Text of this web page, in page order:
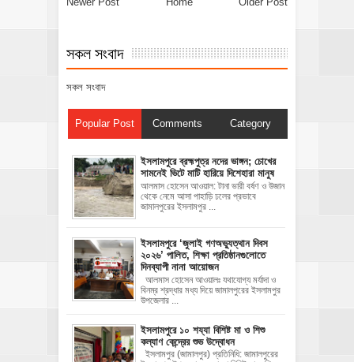
সকল সংবাদ
সকল সংবাদ
Popular Post Comments Category
ইসলামপুরে ব্রহ্মপুত্র নদের ভাঙ্গন; চোখের
সামনেই ভিটে মাটি হারিয়ে দিশেহারা মানুষ
আলমাস হোসেন আওয়াল: টানা ভারী বর্ষণ ও উজান
থেকে নেমে আসা পাহাড়ি ঢলের প্রভাবে
জামালপুরের ইসলামপুর ...
‎ইসলামপুরে ‘জুলাই গণঅভ্যুত্থান দিবস
২০২৬’ পালিত, শিক্ষা প্রতিষ্ঠানগুলোতে
দিনব্যাপী নানা আয়োজন
‎​আলমাস হোসেন আওয়ালঃ‎ ‎​যথাযোগ্য মর্যাদা ও
বিনম্র শ্রদ্ধার মধ্য দিয়ে জামালপুরের ইসলামপুর
উপজেলার ...
ইসলামপুরে ১০ শয্যা বিশিষ্ট মা ও শিশু
কল্যাণ কেন্দ্রের শুভ উদ্বোধন
ইসলামপুর (জামালপুর) প্রতিনিধি: জামালপুরের